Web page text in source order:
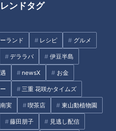
レンドタグ
ランド レシピ グルメ
デララバ 伊豆半島
newsX お金
三重 花咲かタイムズ
実 喫茶店 東山動植物園
藤田朋子 見逃し配信
。今季なかなか成績が上がらな
と、評価を変えなかった稲葉監
、大野投手はこのチームのため
る！と心に決めた。
決勝のアメリカ戦のみ。1点ビ
に抑える好リリーフ。サヨナ
作る働きを見せたものの、ドラ
物足りなかったに違いない。